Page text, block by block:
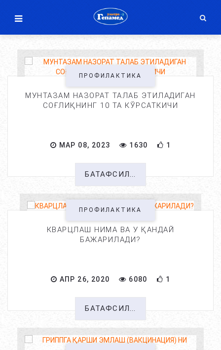
ПРОФИЛАКТИКА
МУНТАЗАМ НАЗОРАТ ТАЛАБ ЭТИЛАДИГАН
СОҒЛИҚНИНГ 10 ТА КЎРСАТКИЧИ
МАР 08, 2023 1630 1
БАТАФСИЛ...
ПРОФИЛАКТИКА
КВАРЦЛАШ НИМА ВА У ҚАНДАЙ
БАЖАРИЛАДИ?
АПР 26, 2020 6080 1
БАТАФСИЛ...